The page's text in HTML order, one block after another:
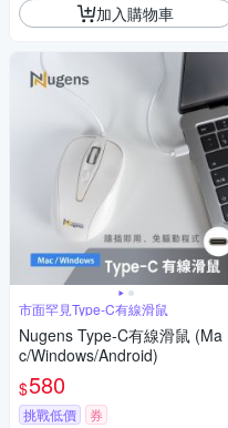
加入購物車
市面罕見Type-C有線滑鼠
Nugens Type-C有線滑鼠 (Ma
c/Windows/Android)
$580
挑戰低價 券